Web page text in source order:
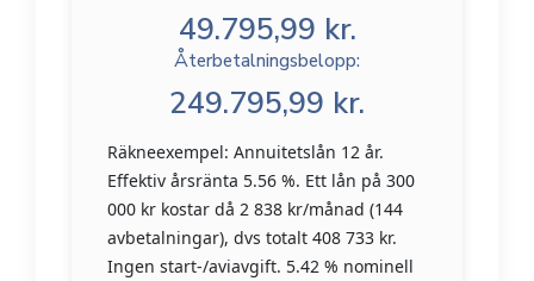
49.795,99 kr.
Återbetalningsbelopp:
249.795,99 kr.
Räkneexempel: Annuitetslån 12 år.
Effektiv årsränta 5.56 %. Ett lån på 300
000 kr kostar då 2 838 kr/månad (144
avbetalningar), dvs totalt 408 733 kr.
Ingen start-/aviavgift. 5.42 % nominell